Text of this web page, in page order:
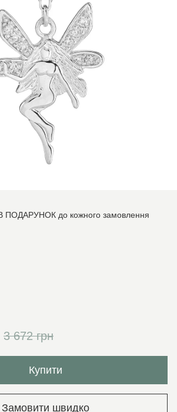
ПОДАРУНОК до кожного замовлення
3 672 грн
Купити
Замовити швидко